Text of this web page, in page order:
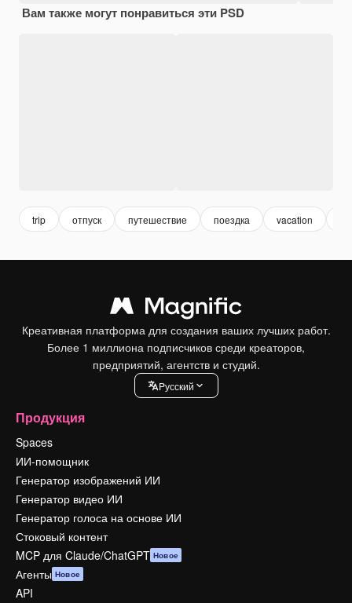
Вам также могут понравиться эти PSD
trip отпуск путешествие поездка vacation
Креативная платформа для создания ваших лучших работ.
Более 1 миллиона подписчиков среди креаторов,
предприятий, агентств и студий.
Pусский
Продукция
Spaces
ИИ-помощник
Генератор изображений ИИ
Генератор видео ИИ
Генератор голоса на основе ИИ
Стоковый контент
MCP для Claude/ChatGPT Новое
Агенты Новое
API